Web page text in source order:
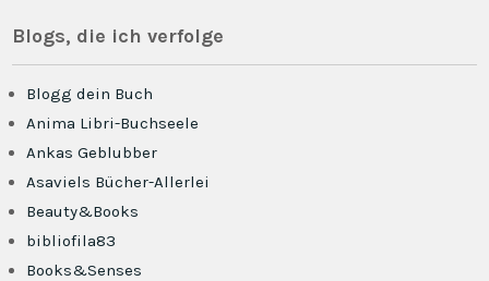
Blogs, die ich verfolge
Blogg dein Buch
Anima Libri-Buchseele
Ankas Geblubber
Asaviels Bücher-Allerlei
Beauty&Books
bibliofila83
Books&Senses